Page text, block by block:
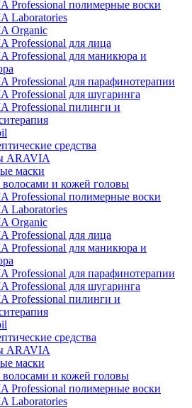
Professional полимерные воски
Laboratories
Organic
Professional для лица
Professional для маникюра и
Professional для парафинотерапии
Professional для шугаринга
Professional пилинги и
средства
ARAVIA
маски
волосами и кожей головы
Professional полимерные воски
Laboratories
Organic
Professional для лица
Professional для маникюра и
Professional для парафинотерапии
Professional для шугаринга
Professional пилинги и
средства
ARAVIA
маски
волосами и кожей головы
Professional полимерные воски
Laboratories